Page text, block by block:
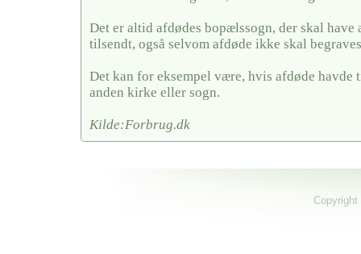
Det er altid afdødes bopælssogn, der skal have
tilsendt, også selvom afdøde ikke skal
Det kan for eksempel være, hvis afdøde
anden kirke eller sogn.
Kilde:Forbrug.dk